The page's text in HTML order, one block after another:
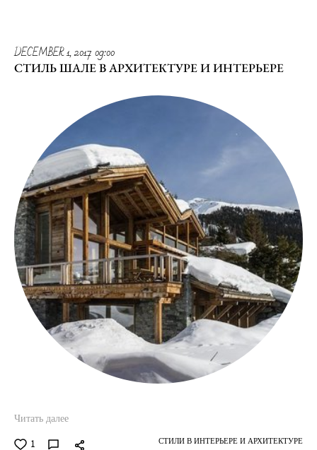
Читать далее
1 СТИЛИ В ИНТЕРЬЕРЕ И АРХИТЕКТУРЕ
DECEMBER 1, 2017 09:00
СТИЛЬ ШАЛЕ В АРХИТЕКТУРЕ И ИНТЕРЬЕРЕ